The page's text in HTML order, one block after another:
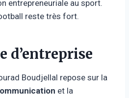
entrepreneuriale au sport.
reste très fort.
d’entreprise
Boudjellal repose sur la
et la